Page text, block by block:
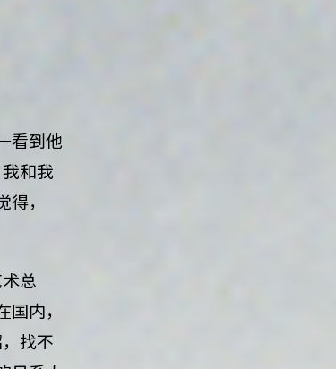
看到他
和我
，
总
内，
找不